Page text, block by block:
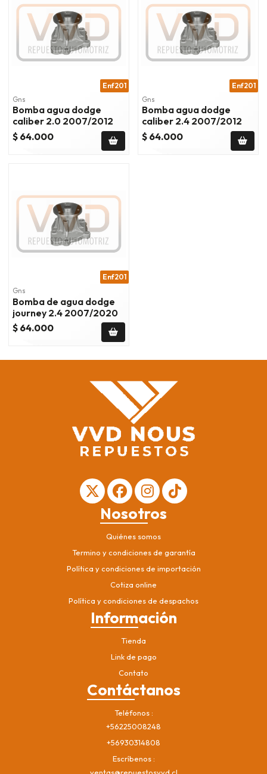
Enf201
Gns
Bomba agua dodge
caliber 2.0 2007/2012
$ 64.000
Enf201
Gns
Bomba agua dodge
caliber 2.4 2007/2012
$ 64.000
Enf201
Gns
Bomba de agua dodge
journey 2.4 2007/2020
$ 64.000
Nosotros
Quiénes somos
Termino y condiciones de garantía
Política y condiciones de importación
Cotiza online
Política y condiciones de despachos
Información
Tienda
Link de pago
Contato
Contáctanos
Teléfonos
+56225008248
+56930314808
Escríbenos